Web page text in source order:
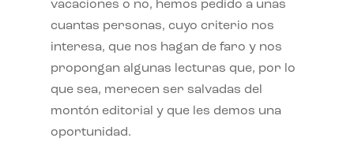
vacaciones o no, hemos pedido a unas
cuantas personas, cuyo criterio nos
interesa, que nos hagan de faro y nos
propongan algunas lecturas que, por lo
que sea, merecen ser salvadas del
montón editorial y que les demos una
oportunidad.